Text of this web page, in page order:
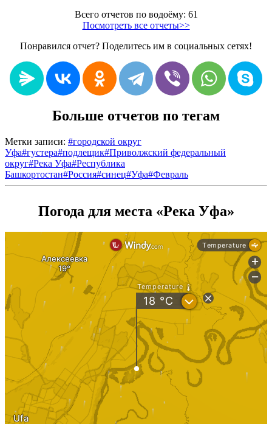
Всего отчетов по водоёму: 61
Посмотреть все отчеты>>
Понравился отчет? Поделитесь им в социальных сетях!
Больше отчетов по тегам
Метки записи: #городской округ
Уфа#густера#подлещик#Приволжский федеральный
округ#Река Уфа#Республика
Башкортостан#Россия#синец#Уфа#Февраль
Погода для места «Река Уфа»